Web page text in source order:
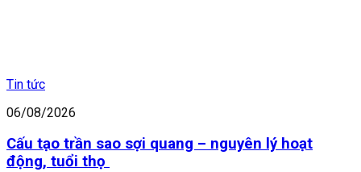
Tin tức
06/08/2026
Cấu tạo trần sao sợi quang – nguyên lý hoạt
động, tuổi thọ